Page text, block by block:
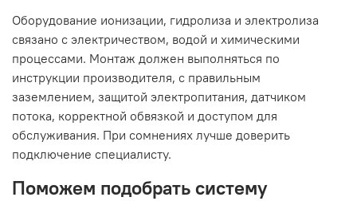
Оборудование ионизации, гидролиза и электролиза
связано с электричеством, водой и химическими
процессами. Монтаж должен выполняться по
инструкции производителя, с правильным
заземлением, защитой электропитания, датчиком
потока, корректной обвязкой и доступом для
обслуживания. При сомнениях лучше доверить
подключение специалисту.
Поможем подобрать систему